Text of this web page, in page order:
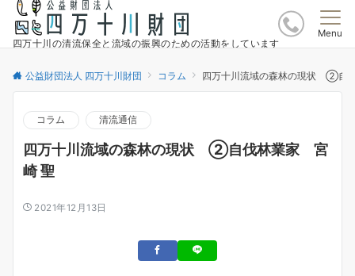
四万十川の清流保全と流域の振興のための活動をしています
Menu
公益財団法人 四万十川財団 コラム 四万十川流域の森林の現状 ②自
コラム 清流通信
四万十川流域の森林の現状 ②自伐林業家 宮
崎 聖
2021年12月13日